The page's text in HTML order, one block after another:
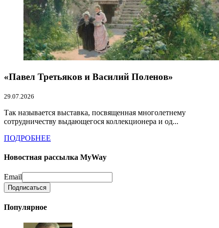
«Павел Третьяков и Василий Поленов»
29.07.2026
Так называется выставка, посвященная многолетнему
сотрудничеству выдающегося коллекционера и од...
ПОДРОБНЕЕ
Новостная рассылка MyWay
Email
Популярное